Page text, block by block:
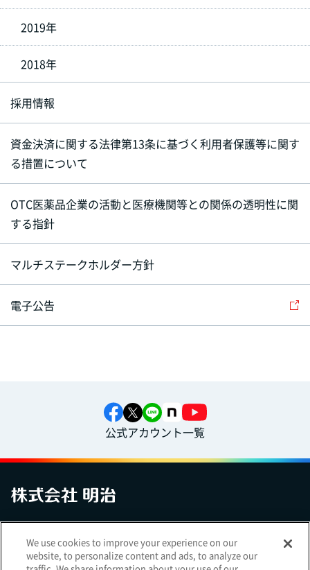
2019年
2018年
採用情報
資金決済に関する法律第13条に基づく利用者保護等に関す
る措置について
OTC医薬品企業の活動と医療機関等との関係の透明性に関
する指針
マルチステークホルダー方針
電子公告
公式アカウント一覧
アクセシビリティへの対応方針ご利用規約明治グループのDX
Cookie Settings
We use cookies to improve your experience on our
website, to personalize content and ads, to analyze our